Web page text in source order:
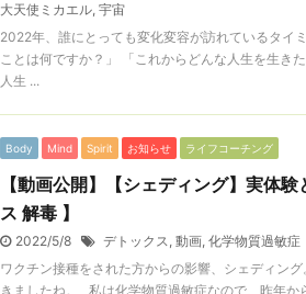
大天使ミカエル, 宇宙
2022年、誰にとっても変化変容が訪れているタイ
ことは何ですか？」 「これからどんな人生を生
人生 ...
Body Mind Spirit お知らせ ライフコーチング
【動画公開】【シェディング】実体
ス 解毒 】
2022/5/8 デトックス, 動画, 化学物質過敏症
ワクチン接種をされた方からの影響、シェディン
きましたね。 私は化学物質過敏症なので、昨年